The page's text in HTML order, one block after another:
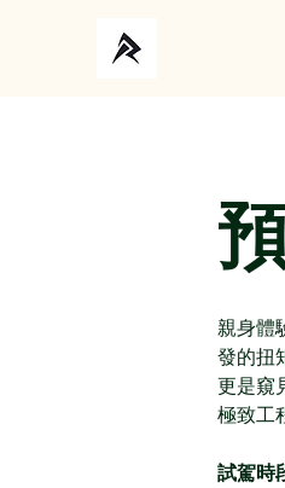
親身體
發的扭
更是窺
極致工
試駕時